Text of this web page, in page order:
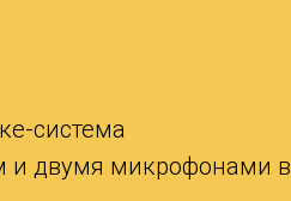
система
и двумя микрофонами в